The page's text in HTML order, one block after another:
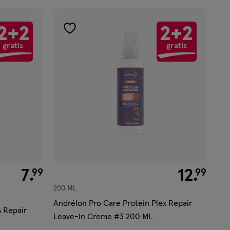
gratis
€ 7.99
7.99
Repair
2+2
gratis
toevoegen
€ 12.99
12.99
200 ML
Andrélon Pro Care Protein Plex Repair
Leave-in Creme #3 200 ML